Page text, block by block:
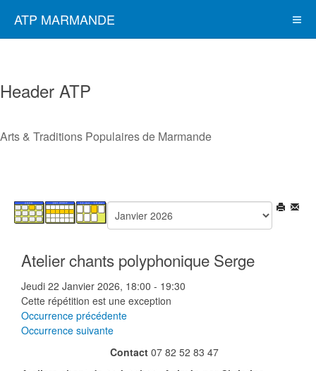
ATP MARMANDE
Header ATP
Arts & Traditions Populaires de Marmande
Atelier chants polyphonique Serge
Jeudi 22 Janvier 2026, 18:00 - 19:30
Cette répétition est une exception
Occurrence précédente
Occurrence suivante
Contact07 82 52 83 47